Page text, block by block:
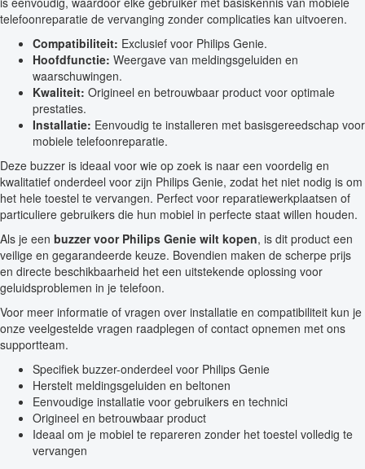
telefoonreparatie de vervanging zonder complicaties kan uitvoeren.
Compatibiliteit: Exclusief voor Philips Genie.
Hoofdfunctie: Weergave van meldingsgeluiden en
waarschuwingen.
Kwaliteit: Origineel en betrouwbaar product voor optimale
prestaties.
Installatie: Eenvoudig te installeren met basisgereedschap voor
mobiele telefoonreparatie.
Deze buzzer is ideaal voor wie op zoek is naar een voordelig en
kwalitatief onderdeel voor zijn Philips Genie, zodat het niet nodig is om
het hele toestel te vervangen. Perfect voor reparatiewerkplaatsen of
particuliere gebruikers die hun mobiel in perfecte staat willen houden.
Als je een buzzer voor Philips Genie wilt kopen, is dit product een
veilige en gegarandeerde keuze. Bovendien maken de scherpe prijs
en directe beschikbaarheid het een uitstekende oplossing voor
geluidsproblemen in je telefoon.
Voor meer informatie of vragen over installatie en compatibiliteit kun je
onze veelgestelde vragen raadplegen of contact opnemen met ons
supportteam.
Specifiek buzzer-onderdeel voor Philips Genie
Herstelt meldingsgeluiden en beltonen
Eenvoudige installatie voor gebruikers en technici
Origineel en betrouwbaar product
Ideaal om je mobiel te repareren zonder het toestel volledig te
vervangen